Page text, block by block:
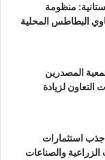
منظومة
البطاطس المحلية
المصدرين
التعاون لزيادة
استثمارات
والصناعات